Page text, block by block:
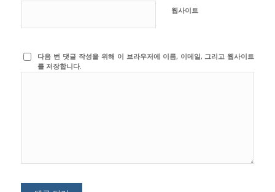
웹사이트
다음 번 댓글 작성을 위해 이 브라우저에 이름, 이메일, 그리고 웹사이트
를 저장합니다.